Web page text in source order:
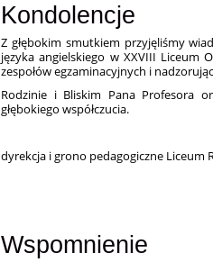
Kondolencje
Z głębokim smutkiem przyjęliśmy
języka angielskiego w XXVIII Liceum
zespołów egzaminacyjnych i
Rodzinie i Bliskim Pana Profesora
głębokiego współczucia.
dyrekcja i grono pedagogiczne Liceum
Wspomnienie